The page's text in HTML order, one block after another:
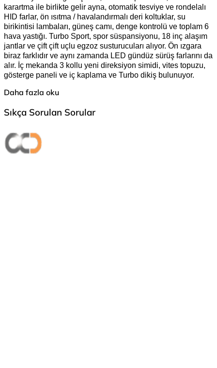
karartma ile birlikte gelir ayna, otomatik tesviye ve rondelalı
HID farlar, ön ısıtma / havalandırmalı deri koltuklar, su
birikintisi lambaları, güneş camı, denge kontrolü ve toplam 6
hava yastığı. Turbo Sport, spor süspansiyonu, 18 inç alaşım
jantlar ve çift çift uçlu egzoz susturucuları alıyor. Ön ızgara
biraz farklıdır ve aynı zamanda LED gündüz sürüş farlarını da
alır. İç mekanda 3 kollu yeni direksiyon simidi, vites topuzu,
gösterge paneli ve iç kaplama ve Turbo dikiş bulunuyor.
Daha fazla oku
Sıkça Sorulan Sorular